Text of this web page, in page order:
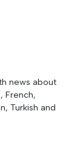
news about
French,
Turkish and